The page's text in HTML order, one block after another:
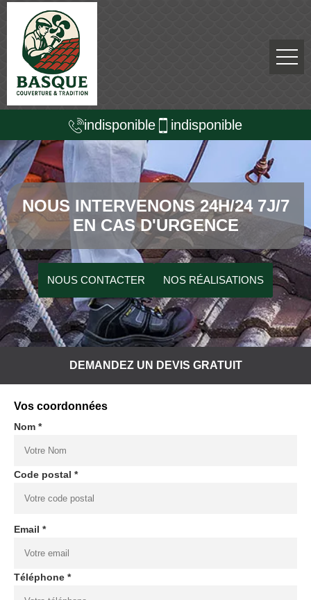
indisponible indisponible
NOUS INTERVENONS 24H/24 7J/7
EN CAS D'URGENCE
NOUS CONTACTER NOS RÉALISATIONS
DEMANDEZ UN DEVIS GRATUIT
Vos coordonnées
Nom *
Code postal *
Email *
Téléphone *